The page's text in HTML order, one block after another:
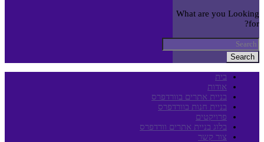
What are you Looking
for?
Search
בית
אודות
בניית אתרים בוורדפרס
בניית חנות בוורדפרס
פרויקטים
בלוג בניית אתרים וורדפרס
צור קשר